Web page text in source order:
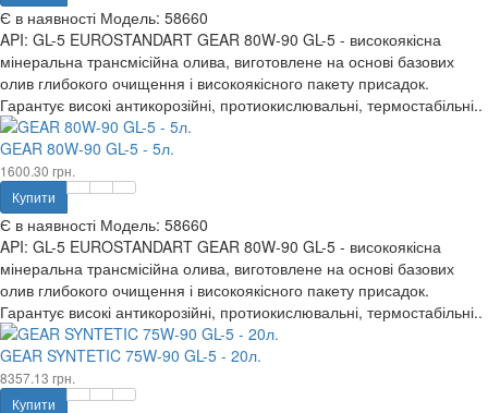
Є в наявності Модель: 58660
API: GL-5 EUROSTANDART GEAR 80W-90 GL-5 - високоякісна
мінеральна трансмісійна олива, виготовлене на основі базових
олив глибокого очищення і високоякісного пакету присадок.
Гарантує високі антикорозійні, протиокислювальні, термостабільні..
GEAR 80W-90 GL-5 - 5л.
1600.30 грн.
Купити
Є в наявності Модель: 58660
API: GL-5 EUROSTANDART GEAR 80W-90 GL-5 - високоякісна
мінеральна трансмісійна олива, виготовлене на основі базових
олив глибокого очищення і високоякісного пакету присадок.
Гарантує високі антикорозійні, протиокислювальні, термостабільні..
GEAR SYNTETIC 75W-90 GL-5 - 20л.
8357.13 грн.
Купити